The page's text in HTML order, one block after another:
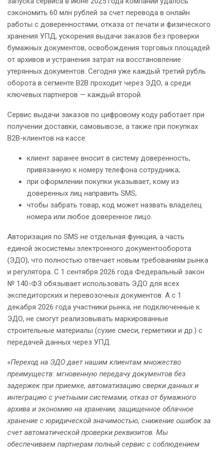
сэкономить 60 млн рублей за счет перевода в онлайн
работы с доверенностями, отказа от печати и физического
хранения УПД, ускорения выдачи заказов без проверки
бумажных документов, освобождения торговых площадей
от архивов и устранения затрат на восстановление
утерянных документов. Сегодня уже каждый третий рубль
оборота в сегменте B2B проходит через ЭДО, а среди
ключевых партнеров — каждый второй.
Сервис выдачи заказов по цифровому коду работает при
получении доставки, самовывозе, а также при покупках
B2B-клиентов на кассе:
клиент заранее вносит в систему доверенность,
привязанную к номеру телефона сотрудника;
при оформлении покупки указывает, кому из
доверенных лиц направить SMS;
чтобы забрать товар, код может назвать владелец
номера или любое доверенное лицо.
Авторизация по SMS не отдельная функция, а часть
единой экосистемы электронного документооборота
(ЭДО), что полностью отвечает новым требованиям рынка
и регулятора. С 1 сентября 2026 года Федеральный закон
№ 140-ФЗ обязывает использовать ЭДО для всех
экспедиторских и перевозочных документов. А с 1
декабря 2026 года участники рынка, не подключенные к
ЭДО, не смогут реализовывать маркированные
строительные материалы (сухие смеси, герметики и др.) с
передачей данных через УПД.
«Переход на ЭДО дает нашим клиентам множество
преимуществ: мгновенную передачу документов без
задержек при приемке, автоматизацию сверки данных и
интеграцию с учетными системами, отказ от бумажного
архива и экономию на хранении, защищенное облачное
хранение с юридической значимостью, снижение ошибок за
счет автоматической проверки реквизитов. Мы
обеспечиваем партнерам полный сервис с соблюдением